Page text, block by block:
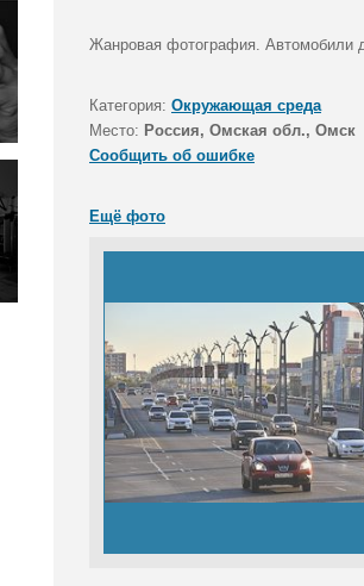
Жанровая фотография. Автомобили
Категория: Окружающая среда
Место: Россия, Омская обл., Омск
Сообщить об ошибке
Ещё фото